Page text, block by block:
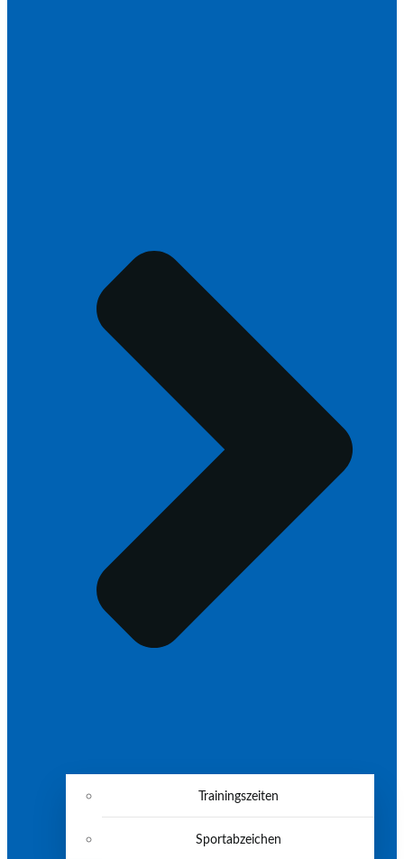
Trainingszeiten
Sportabzeichen